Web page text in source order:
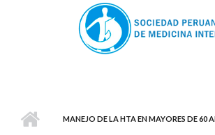
MANEJO DE LA HTA EN MAYORES DE 60